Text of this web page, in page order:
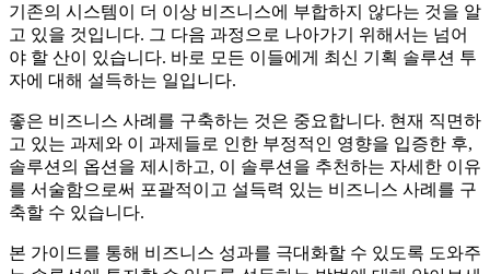
기존의 시스템이 더 이상 비즈니스에 부합하지 않다는 것을 알
고 있을 것입니다. 그 다음 과정으로 나아가기 위해서는 넘어
야 할 산이 있습니다. 바로 모든 이들에게 최신 기획 솔루션 투
자에 대해 설득하는 일입니다.
좋은 비즈니스 사례를 구축하는 것은 중요합니다. 현재 직면하
고 있는 과제와 이 과제들로 인한 부정적인 영향을 입증한 후,
솔루션의 옵션을 제시하고, 이 솔루션을 추천하는 자세한 이유
를 서술함으로써 포괄적이고 설득력 있는 비즈니스 사례를 구
축할 수 있습니다.
본 가이드를 통해 비즈니스 성과를 극대화할 수 있도록 도와주